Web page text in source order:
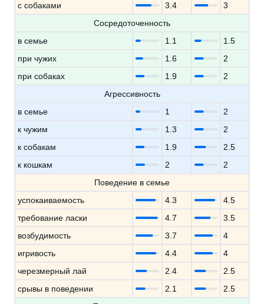
с собаками
3.4
3
Сосредоточенность
в семье
1.1
1.5
при чужих
1.6
2
при собаках
1.9
2
Агрессивность
в семье
1
2
к чужим
1.3
2
к собакам
1.9
2.5
к кошкам
2
2
Поведение в семье
успокаиваемость
4.3
4.5
требование ласки
4.7
3.5
возбудимость
3.7
4
игривость
4.4
4
черезмерный лай
2.4
2.5
срывы в поведении
2.1
2.5